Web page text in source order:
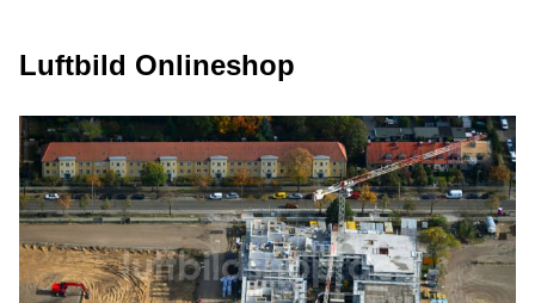
Luftbild Onlineshop